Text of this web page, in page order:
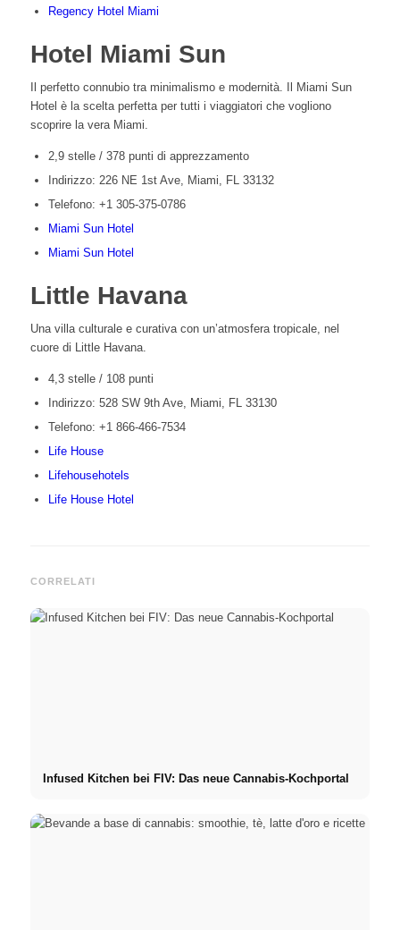
Regency Hotel Miami
Hotel Miami Sun
Il perfetto connubio tra minimalismo e modernità. Il Miami Sun
Hotel è la scelta perfetta per tutti i viaggiatori che vogliono
scoprire la vera Miami.
2,9 stelle / 378 punti di apprezzamento
Indirizzo: 226 NE 1st Ave, Miami, FL 33132
Telefono: +1 305-375-0786
Miami Sun Hotel
Miami Sun Hotel
Little Havana
Una villa culturale e curativa con un’atmosfera tropicale, nel
cuore di Little Havana.
4,3 stelle / 108 punti
Indirizzo: 528 SW 9th Ave, Miami, FL 33130
Telefono: +1 866-466-7534
Life House
Lifehousehotels
Life House Hotel
CORRELATI
Infused Kitchen bei FIV: Das neue Cannabis-Kochportal